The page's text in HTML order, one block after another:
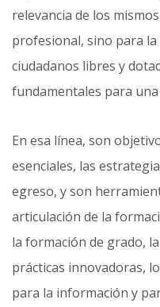
relevancia de los
profesional, sino para
ciudada­nos libres y
fundamentales para una
En esa línea, son
esenciales, las
egreso, y son
articulación de la
la for­mación de grado,
prácticas innovadoras,
para la infor­mación y